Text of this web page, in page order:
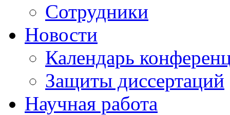
Сотрудники
Новости
Календарь
Защиты диссертаций
Научная работа